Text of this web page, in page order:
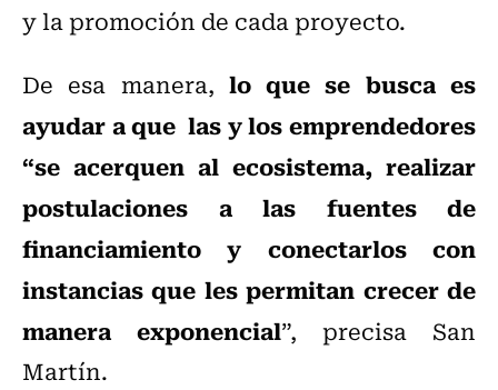
y la promoción de cada proyecto.
De esa manera, lo que se busca es
ayudar a que las y los emprendedores
“se acerquen al ecosistema, realizar
postulaciones a las fuentes de
financiamiento y conectarlos con
instancias que les permitan crecer de
manera exponencial”, precisa San
Martín.